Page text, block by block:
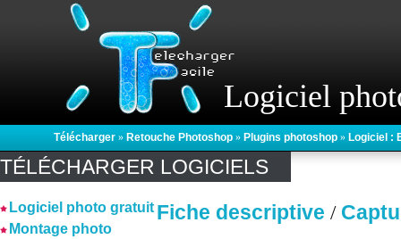
Logiciel
Télécharger » Retouche Photoshop » Plugins photoshop » Logiciel :
TÉLÉCHARGER LOGICIELS
Logiciel photo gratuit
Montage photo
Fiche descriptive /